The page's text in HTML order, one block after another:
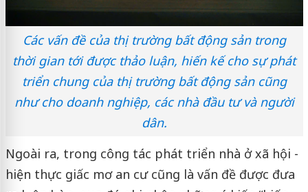
Các vấn đề của thị trường bất động sản trong
thời gian tới được thảo luận, hiến kế cho sự phát
triển chung của thị trường bất động sản cũng
như cho doanh nghiệp, các nhà đầu tư và người
dân.
Ngoài ra, trong công tác phát triển nhà ở xã hội -
hiện thực giấc mơ an cư cũng là vấn đề được đưa